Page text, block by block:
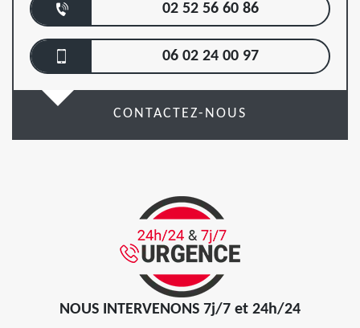
02 52 56 60 86
06 02 24 00 97
CONTACTEZ-NOUS
NOUS INTERVENONS 7j/7 et 24h/24